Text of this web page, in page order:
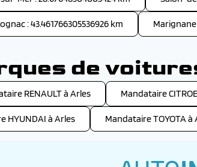
: 43.461766305536926 km Marignane
de
RENAULT à Arles Mandataire
HYUNDAI à Arles Mandataire TOYOTA à